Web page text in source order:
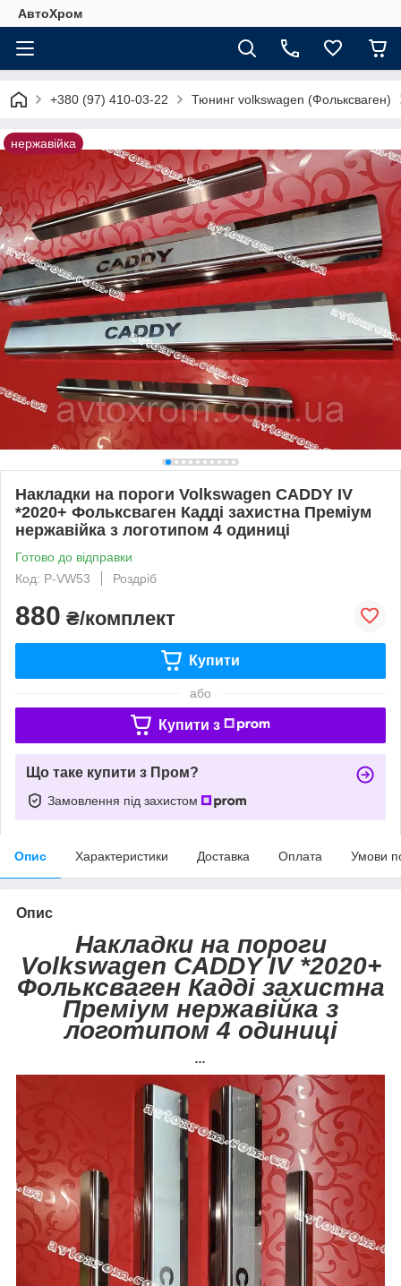
АвтоХром
+380 (97) 410-03-22 Тюнинг volkswagen (Фольксваген)
нержавійка
Накладки на пороги Volkswagen CADDY IV
*2020+ Фольксваген Кадді захистна Преміум
нержавійка з логотипом 4 одиниці
Готово до відправки
Код: P-VW53
Роздріб
880 ₴/комплект
Купити
або
Купити з
Що таке купити з Пром?
Замовлення під захистом
Опис Характеристики Доставка Оплата Умови
Опис
Накладки на пороги
Volkswagen CADDY IV *2020+
Фольксваген Кадді захистна
Преміум нержавійка з
логотипом 4 одиниці
...